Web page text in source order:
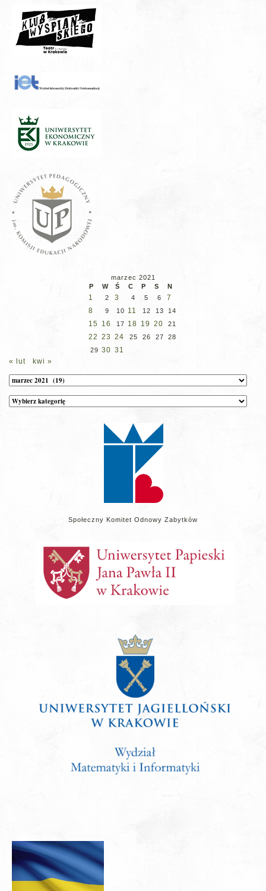
marzec 2021
P
W Ś C P S N
1 2 3 4 5 6
7
8
9 10 11 12 13 14
15 16 17 18 19 20 21
22 23 24 25 26 27
28
29 30 31
« lut
kwi »
Archiwum
Kategorie
wpisów
Społeczny Komitet Odnowy Zabytków